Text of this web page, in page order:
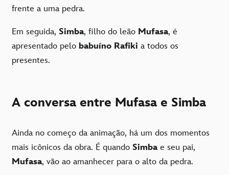
frente a uma pedra.
Em seguida, Simba, filho do leão Mufasa, é
apresentado pelo babuíno Rafiki a todos os
presentes.
A conversa entre Mufasa e Simba
Ainda no começo da animação, há um dos momentos
mais icônicos da obra. É quando Simbae seu pai,
Mufasa, vão ao amanhecer para o alto da pedra.